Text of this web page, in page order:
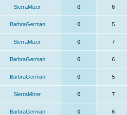
SierraMizer 0 6
BarbraGerman 0 5
SierraMizer 0 7
BarbraGerman 0 6
BarbraGerman 0 5
SierraMizer 0 7
BarbraGerman 0 6